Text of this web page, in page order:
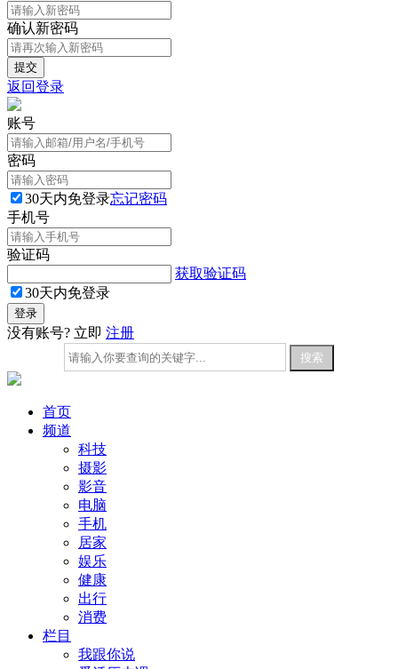
确认新密码
返回登录
账号
密码
30天内免登录忘记密码
手机号
验证码
获取验证码
30天内免登录
没有账号? 立即 注册
首页
频道
科技
摄影
影音
电脑
手机
居家
娱乐
健康
出行
消费
栏目
我跟你说